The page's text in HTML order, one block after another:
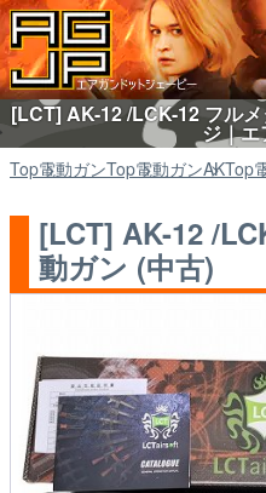
[LCT] AK-12 /LCK-12 フル
ジ｜
Top電動ガンTop電動ガンAKTop
[LCT] AK-12 /
動ガン (中古)